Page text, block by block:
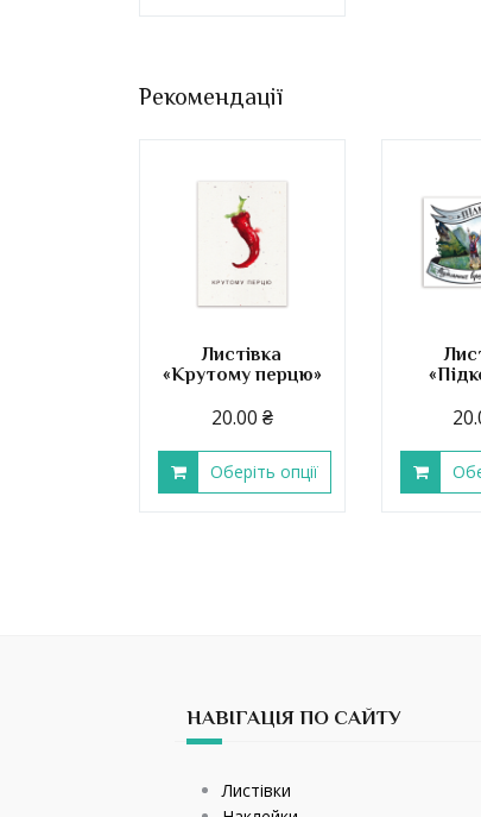
Рекомендації
Листівка
«Крутому перцю»
20.00 ₴
Оберіть опції
НАВІГАЦІЯ ПО САЙТУ
Листівки